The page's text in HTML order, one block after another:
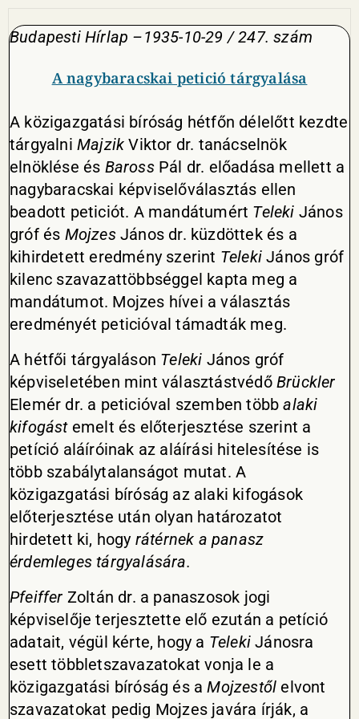
Budapesti Hírlap –1935-10-29 / 247. szám
A nagybaracskai petició tárgyalása
A közigazgatási bíróság hétfőn délelőtt kezdte
tárgyalni MajzikViktor dr. tanácselnök
elnöklése és BarossPál dr. előadása mellett a
nagybaracskai képviselőválasztás ellen
beadott peticiót. A mandátumért Teleki János
gróf és MojzesJános dr. küzdöttek és a
kihirdetett eredmény szerint Teleki János gróf
kilenc szavazattöbbséggel kapta meg a
mandátumot. Mojzes hívei a választás
eredményét peticióval támadták meg.
A hétfői tárgyaláson Teleki János gróf
képviseletében mint választástvédőBrückler
Elemér dr. a peticióval szemben többalaki
kifogástemelt és előterjesztése szerint a
petíció aláíróinak az aláírási hitelesítése is
több szabálytalanságot mutat. A
közigazgatási bíróság az alaki kifogások
előterjesztése után olyan határozatot
hirdetett ki, hogy rátérnek a panasz
érdemleges tárgyalására.
Pfeiffer Zoltán dr. a panaszosok jogi
képviselője terjesztette elő ezután a petíció
adatait, végül kérte, hogy a TelekiJánosra
esett többletszavazatokat vonja le a
közigazgatási bíróság és aMojzestől elvont
szavazatokat pedig Mojzes javára írják, a